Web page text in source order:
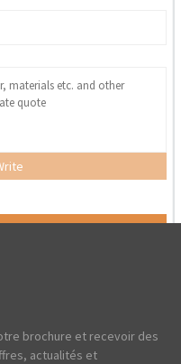
brochure et recevoir des
actualités et